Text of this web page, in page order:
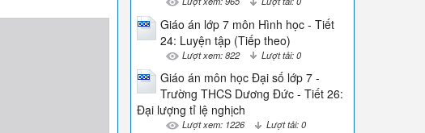
Giáo án lớp 7 môn Hình học - Tiết
24: Luyện tập (Tiếp theo)
Lượt xem: 822 Lượt tải: 0
Giáo án môn học Đại số lớp 7 -
Trường THCS Dương Đức - Tiết 26:
Đại lượng tỉ lệ nghịch
Lượt xem: 1226 Lượt tải: 0